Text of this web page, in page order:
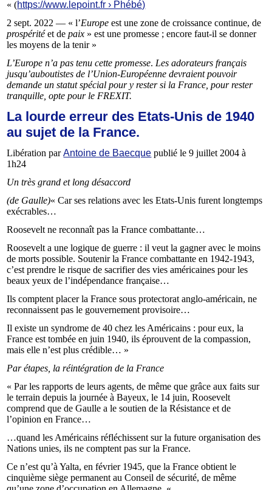
« (https://www.lepoint.fr › Phébé)
2 sept. 2022 — « l’Europe est une zone de croissance continue, de
prospéritéet depaix » est une promesse ; encore faut-il se donner
les moyens de la tenir »
L’Europe n’a pas tenu cette promesse. Les adorateurs français
jusqu’auboutistes de l’Union-Européenne devraient pouvoir
demande un statut spécial pour y rester si la France, pour rester
tranquille, opte pour le FREXIT.
La lourde erreur des Etats-Unis de 1940
au sujet de la France.
Libération parAntoine de Baecque publié le 9 juillet 2004 à
1h24
Un très grand et long désaccord
(de Gaulle)« Car ses relations avec les Etats-Unis furent longtemps
exécrables…
Roosevelt ne reconnaît pas la France combattante…
Roosevelt a une logique de guerre : il veut la gagner avec le moins
de morts possible. Soutenir la France combattante en 1942-1943,
c’est prendre le risque de sacrifier des vies américaines pour les
beaux yeux de l’indépendance française…
Ils comptent placer la France sous protectorat anglo-américain, ne
reconnaissent pas le gouvernement provisoire…
Il existe un syndrome de 40 chez les Américains : pour eux, la
France est tombée en juin 1940, ils éprouvent de la compassion,
mais elle n’est plus crédible… »
Par étapes, la réintégration de la France
« Par les rapports de leurs agents, de même que grâce aux faits sur
le terrain depuis la journée à Bayeux, le 14 juin, Roosevelt
comprend que de Gaulle a le soutien de la Résistance et de
l’opinion en France…
…quand les Américains réfléchissent sur la future organisation des
Nations unies, ils ne comptent pas sur la France.
Ce n’est qu’à Yalta, en février 1945, que la France obtient le
cinquième siège permanent au Conseil de sécurité, de même